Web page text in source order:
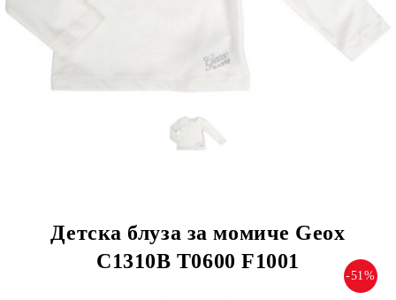
Детска блуза за момиче Geox
C1310B T0600 F1001
-51%